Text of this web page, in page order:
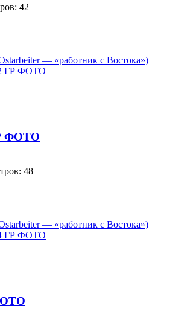
42
— «работник с Востока»)
ГР ФОТО
ФОТО
48
— «работник с Востока»)
ГР ФОТО